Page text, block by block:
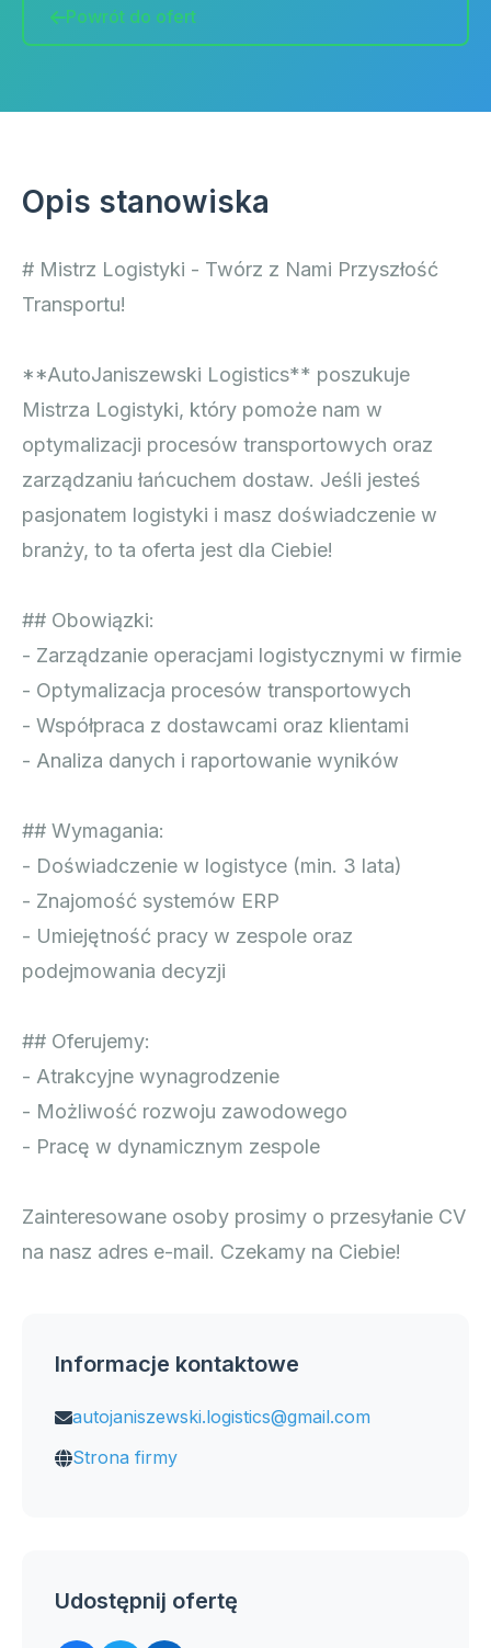
Powrót do ofert
Opis stanowiska
# Mistrz Logistyki - Twórz z Nami Przyszłość
Transportu!
**AutoJaniszewski Logistics** poszukuje
Mistrza Logistyki, który pomoże nam w
optymalizacji procesów transportowych oraz
zarządzaniu łańcuchem dostaw. Jeśli jesteś
pasjonatem logistyki i masz doświadczenie w
branży, to ta oferta jest dla Ciebie!
## Obowiązki:
- Zarządzanie operacjami logistycznymi w firmie
- Optymalizacja procesów transportowych
- Współpraca z dostawcami oraz klientami
- Analiza danych i raportowanie wyników
## Wymagania:
- Doświadczenie w logistyce (min. 3 lata)
- Znajomość systemów ERP
- Umiejętność pracy w zespole oraz
podejmowania decyzji
## Oferujemy:
- Atrakcyjne wynagrodzenie
- Możliwość rozwoju zawodowego
- Pracę w dynamicznym zespole
Zainteresowane osoby prosimy o przesyłanie CV
na nasz adres e-mail. Czekamy na Ciebie!
Informacje kontaktowe
autojaniszewski.logistics@gmail.com
Strona firmy
Udostępnij ofertę